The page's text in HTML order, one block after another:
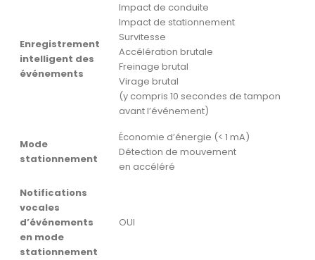
Enregistrement
intelligent des
événements
Impact de conduite
Impact de stationnement
Survitesse
Accélération brutale
Freinage brutal
Virage brutal
(y compris 10 secondes de tampon
avant l’événement)
Mode
stationnement
Économie d’énergie (< 1 mA)
Détection de mouvement
en accéléré
Notifications
vocales
d’événements
en mode
stationnement
OUI